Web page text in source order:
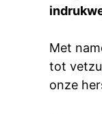
Met
tot
onze